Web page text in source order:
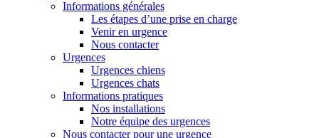
Informations générales
Les étapes d’une prise en charge
Venir en urgence
Nous contacter
Urgences
Urgences chiens
Urgences chats
Informations pratiques
Nos installations
Notre équipe des urgences
Nous contacter pour une urgence